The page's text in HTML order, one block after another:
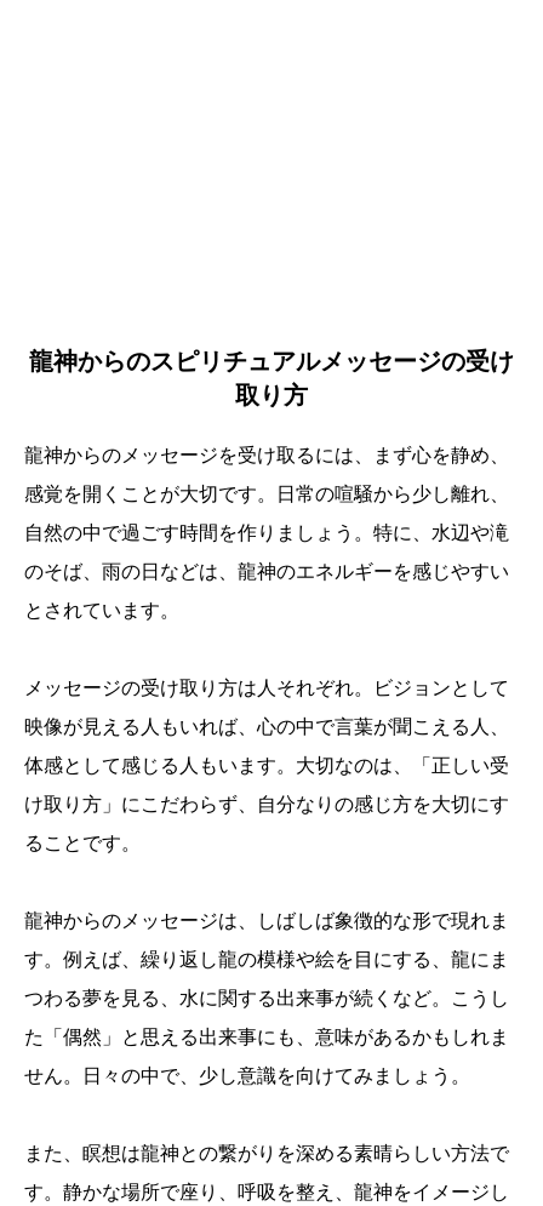
龍神からのスピリチュアルメッセージの受け
取り方
龍神からのメッセージを受け取るには、まず心を静め、
感覚を開くことが大切です。日常の喧騒から少し離れ、
自然の中で過ごす時間を作りましょう。特に、水辺や滝
のそば、雨の日などは、龍神のエネルギーを感じやすい
とされています。
メッセージの受け取り方は人それぞれ。ビジョンとして
映像が見える人もいれば、心の中で言葉が聞こえる人、
体感として感じる人もいます。大切なのは、「正しい受
け取り方」にこだわらず、自分なりの感じ方を大切にす
ることです。
龍神からのメッセージは、しばしば象徴的な形で現れま
す。例えば、繰り返し龍の模様や絵を目にする、龍にま
つわる夢を見る、水に関する出来事が続くなど。こうし
た「偶然」と思える出来事にも、意味があるかもしれま
せん。日々の中で、少し意識を向けてみましょう。
また、瞑想は龍神との繋がりを深める素晴らしい方法で
す。静かな場所で座り、呼吸を整え、龍神をイメージし